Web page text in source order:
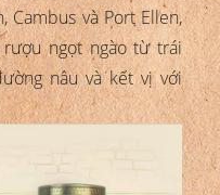
Cambus và Port Ellen,
ngọt ngào từ trái
nâu và kết vị với